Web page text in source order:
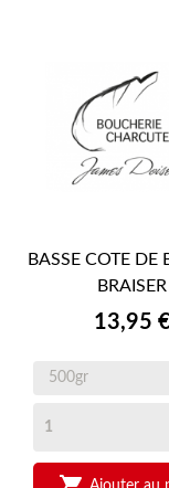
BASSE COTE DE
BRAISER
Prix
13,95 €